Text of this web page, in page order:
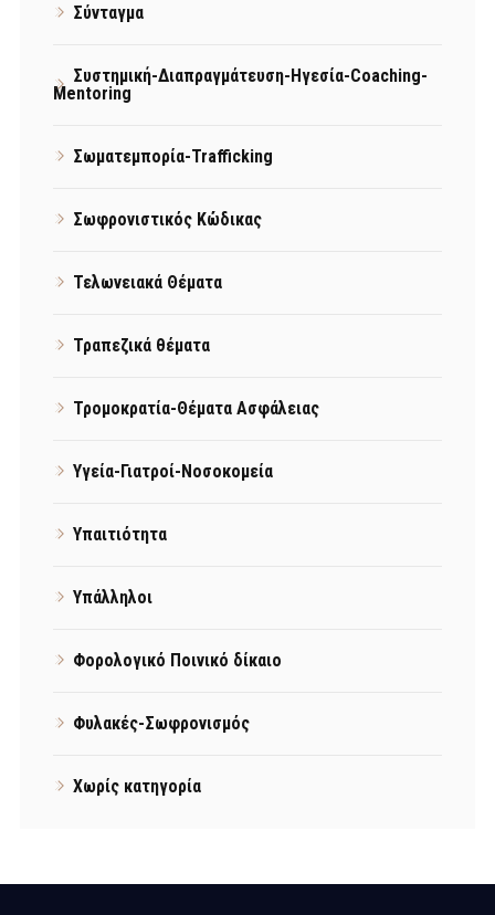
Σύνταγμα
Συστημική-Διαπραγμάτευση-Ηγεσία-Coaching-
Mentoring
Σωματεμπορία-Trafficking
Σωφρονιστικός Κώδικας
Τελωνειακά Θέματα
Τραπεζικά θέματα
Τρομοκρατία-Θέματα Ασφάλειας
Υγεία-Γιατροί-Νοσοκομεία
Υπαιτιότητα
Υπάλληλοι
Φορολογικό Ποινικό δίκαιο
Φυλακές-Σωφρονισμός
Χωρίς κατηγορία